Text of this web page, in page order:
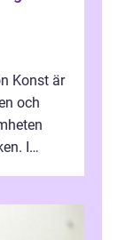
Konst är
och
I